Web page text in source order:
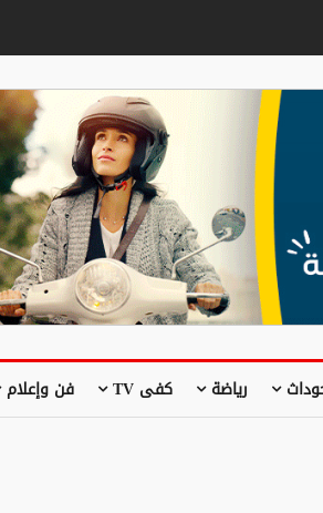
رياضة كفى TV فن وإعلام